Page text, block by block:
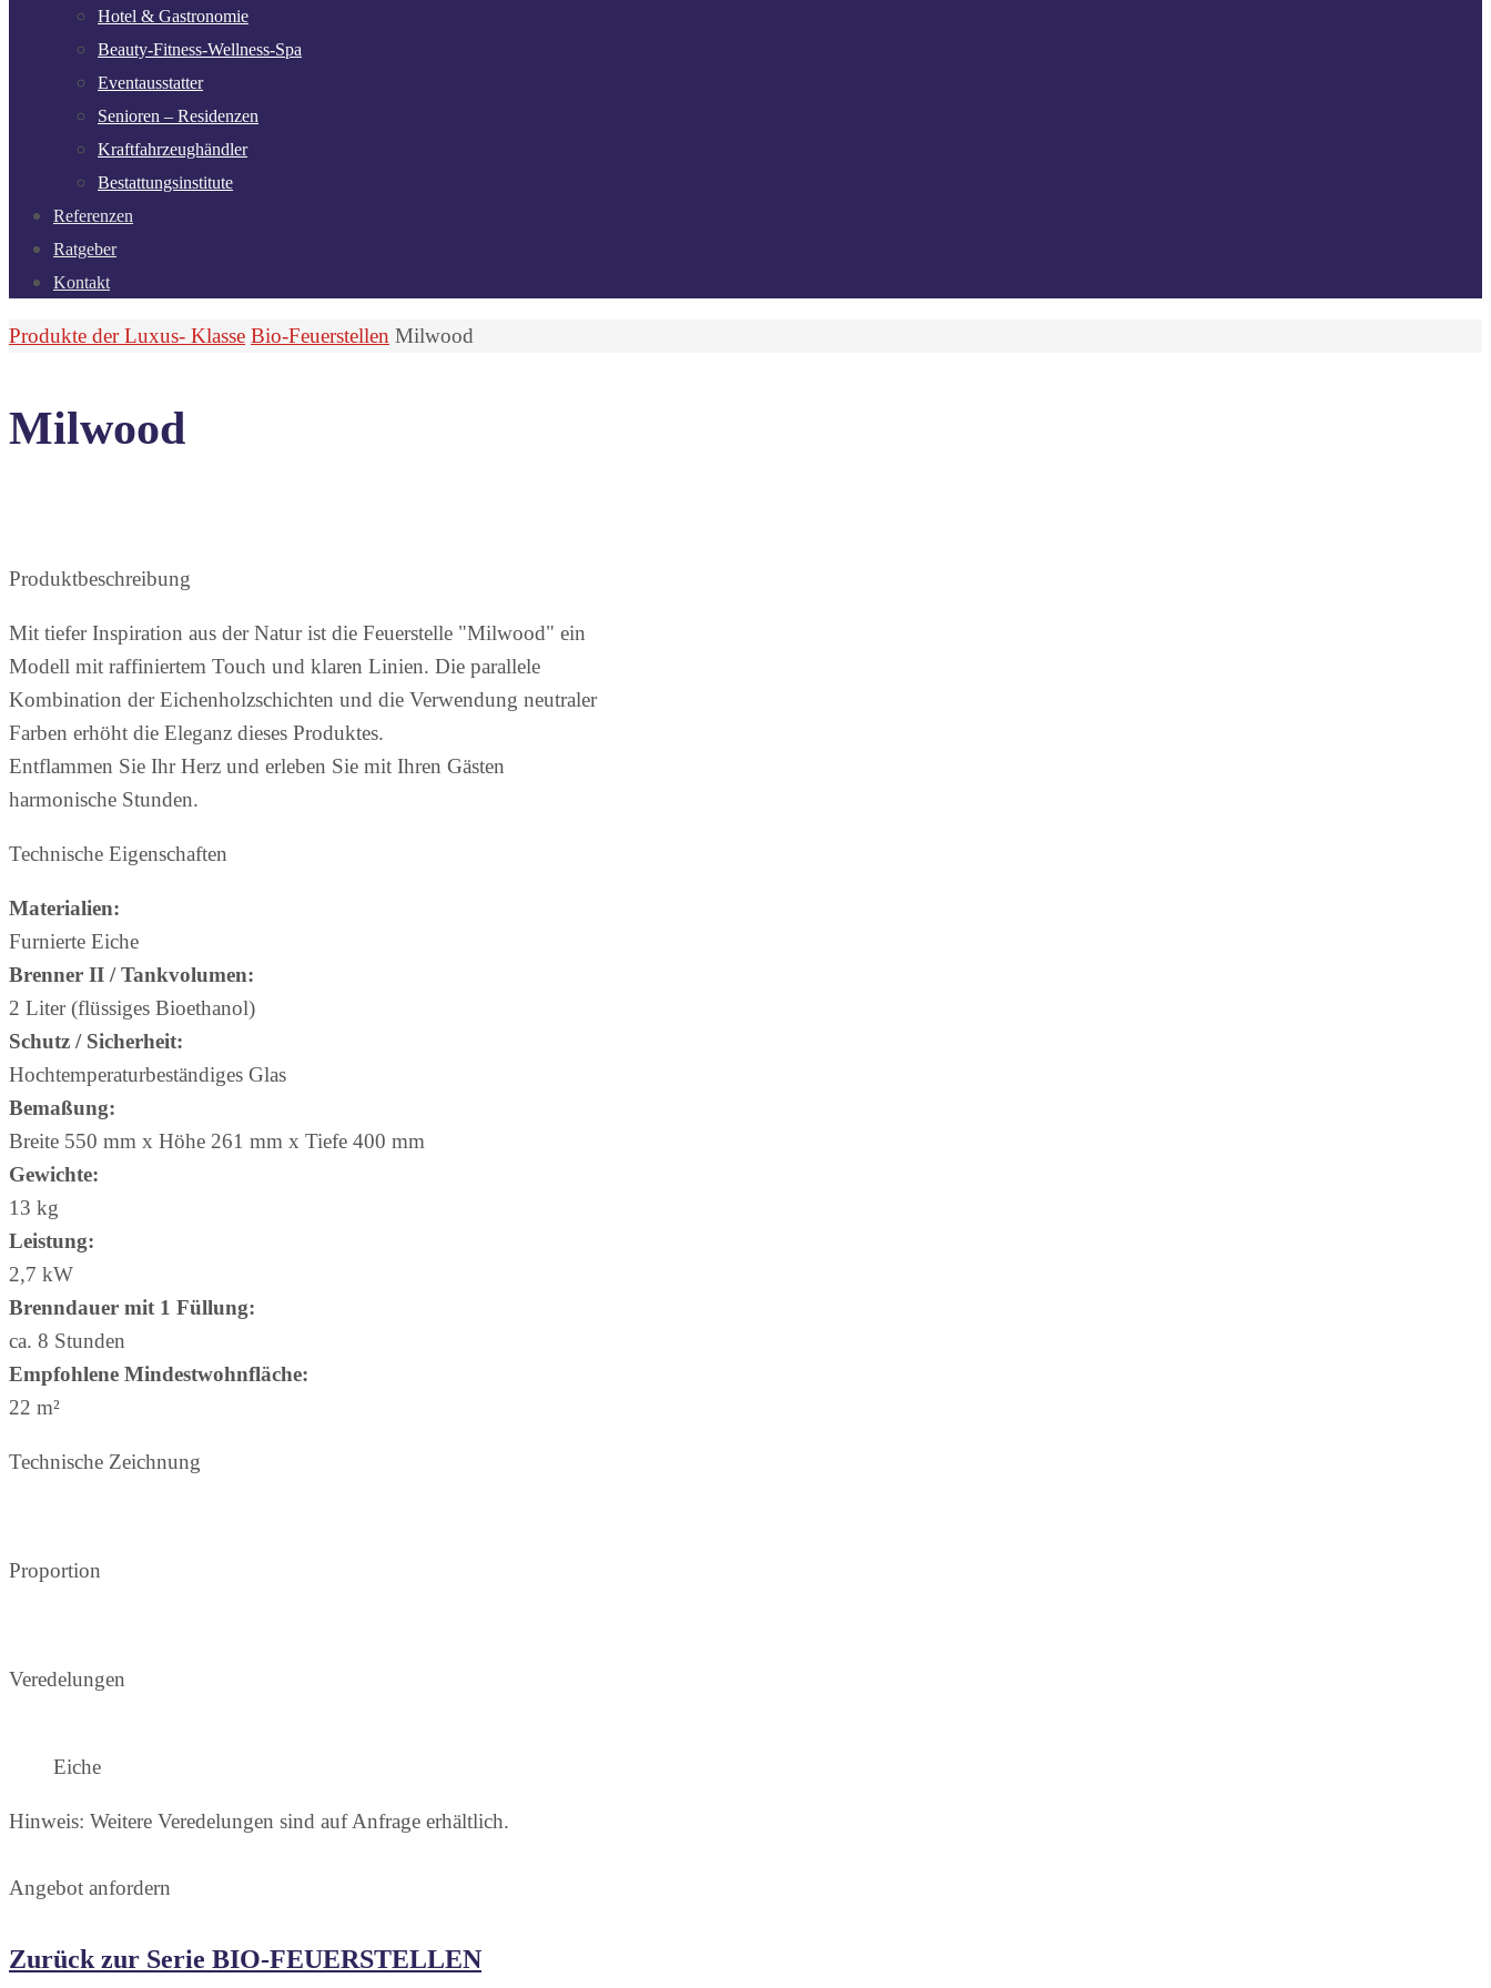
Hotel & Gastronomie
Beauty-Fitness-Wellness-Spa
Eventausstatter
Senioren – Residenzen
Kraftfahrzeughändler
Bestattungsinstitute
Referenzen
Ratgeber
Kontakt
Start
Produkte der Luxus- Klasse Bio-Feuerstellen Milwood
Milwood
Produktbeschreibung
Mit tiefer Inspiration aus der Natur ist die Feuerstelle "Milwood" ein
Modell mit raffiniertem Touch und klaren Linien. Die parallele
Kombination der Eichenholzschichten und die Verwendung neutraler
Farben erhöht die Eleganz dieses Produktes.
Entflammen Sie Ihr Herz und erleben Sie mit Ihren Gästen
harmonische Stunden.
Technische Eigenschaften
Materialien:
Furnierte Eiche
Brenner II / Tankvolumen:
2 Liter (flüssiges Bioethanol)
Schutz / Sicherheit:
Hochtemperaturbeständiges Glas
Bemaßung:
Breite 550 mm x Höhe 261 mm x Tiefe 400 mm
Gewichte:
13 kg
Leistung:
2,7 kW
Brenndauer mit 1 Füllung:
ca. 8 Stunden
Empfohlene Mindestwohnfläche:
22 m²
Technische Zeichnung
Proportion
Veredelungen
Eiche
Hinweis: Weitere Veredelungen sind auf Anfrage erhältlich.
Angebot anfordern
Zurück zur Serie BIO-FEUERSTELLEN